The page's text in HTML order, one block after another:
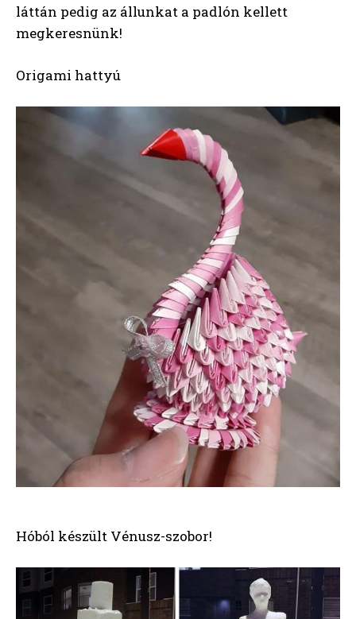
láttán pedig az állunkat a padlón kellett
megkeresnünk!
Origami hattyú
Hóból készült Vénusz-szobor!